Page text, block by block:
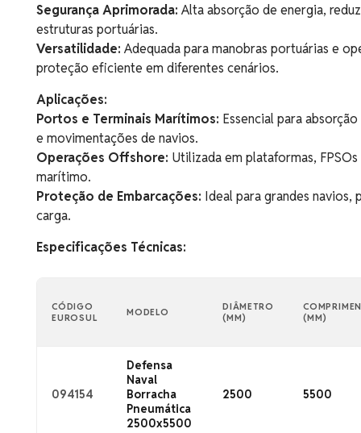
Segurança Aprimorada: Alta absorção de energia,
estruturas portuárias.
Versatilidade: Adequada para manobras portuárias e
proteção eficiente em diferentes cenários.
Aplicações:
Portos e Terminais Marítimos: Essencial para
e movimentações de navios.
Operações Offshore: Utilizada em plataformas,
marítimo.
Proteção de Embarcações: Ideal para grandes
carga.
Especificações Técnicas:
CÓDIGO
EUROSUL
MODELO
DIÂMETRO
(MM)
(MM)
094154
Defensa
Naval
Borracha
Pneumática
2500x5500
2500 5500